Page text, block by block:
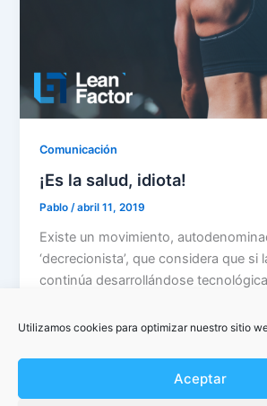
Utilizamos cookies para optimizar nuestro sitio
Aceptar
Comunicación
¡Es la salud, idiota!
Pablo/abril 11, 2019
Existe un movimiento,
‘decrecionista’, que considera que si
continúa desarrollándose
más recursos […]